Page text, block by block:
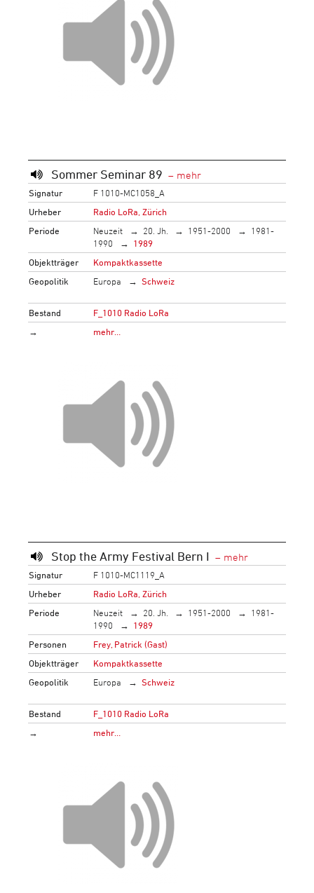
Sommer Seminar 89
Signatur
F 1010-MC1058_A
Urheber
Radio LoRa, Zürich
Periode
Neuzeit 20. Jh. 1951-2000
1981-
1990
1989
Objektträger
Kompaktkassette
Geopolitik
Europa Schweiz
Bestand
F_1010 Radio LoRa
→
mehr…
Stop the Army Festival Bern I
Signatur
F 1010-MC1119_A
Urheber
Radio LoRa, Zürich
Periode
Neuzeit 20. Jh. 1951-2000
1981-
1990
1989
Personen
Frey, Patrick (Gast)
Objektträger
Kompaktkassette
Geopolitik
Europa Schweiz
Bestand
F_1010 Radio LoRa
→
mehr…